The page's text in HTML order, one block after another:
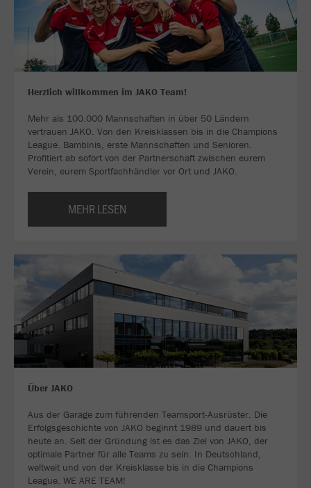
Herzlich willkommen im JAKO Team!
Mehr als 100.000 Mannschaften in über 50 Ländern
vertrauen JAKO. Von den Kreisklassen bis in die Champions
League. Bambinis, erste Mannschaften und Senioren.
Profitiert ab sofort von der Partnerschaft zwischen eurem
Verein, eurem Sportfachhändler vor Ort und JAKO.
MEHR LESEN
Über JAKO
Aus der Garage zum führenden Teamsport-Ausrüster. Die
Erfolgsgeschichte von JAKO beginnt 1989 und dauert bis
heute an. Seit der Gründung ist es das Ziel von JAKO, der
optimale Partner für alle Teams zu sein. In Deutschland,
weltweit und von der Kreisklasse bis in die Champions
League. WE ARE TEAM!